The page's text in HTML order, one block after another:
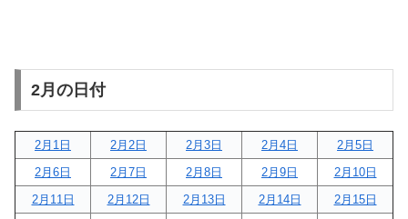
2月の日付
2月1日 2月2日 2月3日 2月4日
2月5日
2月6日
2月7日 2月8日 2月9日
2月10日
2月11日
2月12日 2月13日 2月14日
2月15日